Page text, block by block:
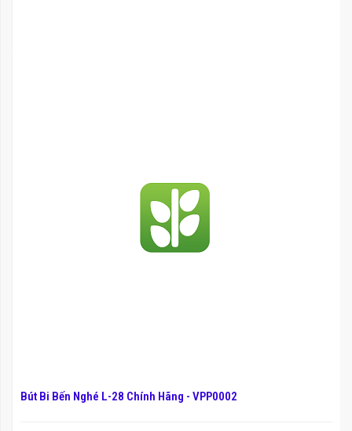
Bút Bi Bến Nghé L-28 Chính Hãng - VPP0002